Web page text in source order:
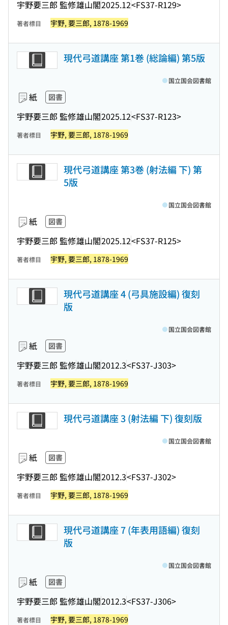
宇野要三郎 監修雄山閣2025.12<FS37-R129>
著者標目 宇野, 要三郎, 1878-1969
現代弓道講座 第1巻 (総論編) 第5版
紙 図書
宇野要三郎 監修雄山閣2025.12<FS37-R123>
国立国会図書館
著者標目 宇野, 要三郎, 1878-1969
現代弓道講座 第3巻 (射法編 下) 第
5版
紙 図書
宇野要三郎 監修雄山閣2025.12<FS37-R125>
国立国会図書館
著者標目 宇野, 要三郎, 1878-1969
現代弓道講座 4 (弓具施設編) 復刻
版
紙 図書
宇野要三郎 監修雄山閣2012.3<FS37-J303>
国立国会図書館
著者標目 宇野, 要三郎, 1878-1969
現代弓道講座 3 (射法編 下) 復刻版
紙 図書
宇野要三郎 監修雄山閣2012.3<FS37-J302>
国立国会図書館
著者標目 宇野, 要三郎, 1878-1969
現代弓道講座 7 (年表用語編) 復刻
版
紙 図書
宇野要三郎 監修雄山閣2012.3<FS37-J306>
国立国会図書館
著者標目 宇野, 要三郎, 1878-1969